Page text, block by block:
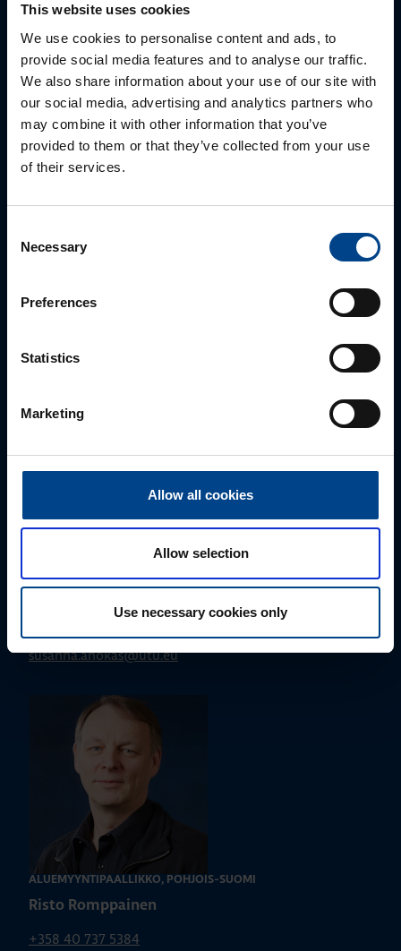
This website uses cookies
We use cookies to personalise content and ads, to
provide social media features and to analyse our traffic.
We also share information about your use of our site with
our social media, advertising and analytics partners who
may combine it with other information that you’ve
provided to them or that they’ve collected from your use
of their services.
Selection
Necessary
Preferences
Statistics
Marketing
Allow all cookies
Allow selection
Use necessary cookies only
sähköpostitse tai verkkolomakkeen kautta.
Jussi Pernaa
jussi.pernaa@utu.eu
+358 40 687 7998
susanna.ahokas@utu.eu
ALUEMYYNTIPÄÄLLIKKÖ, POHJOIS-SUOMI
Risto Romppainen
+358 40 737 5384